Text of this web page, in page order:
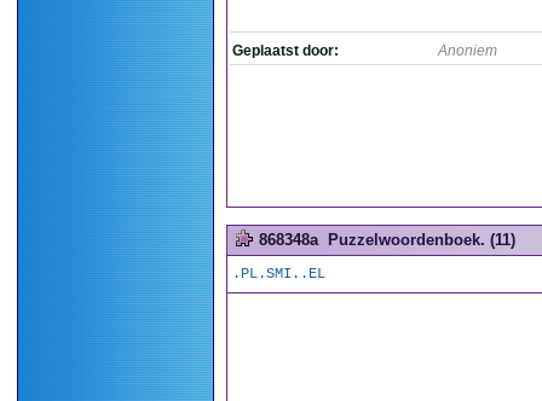
Geplaatst door: Anoniem
868348a Puzzelwoordenboek. (11)
.PL.SMI..EL